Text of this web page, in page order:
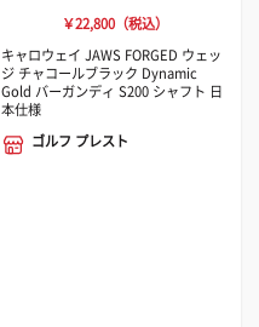
￥22,800（税込）
キャロウェイ JAWS FORGED ウェッ
ジ チャコールブラック Dynamic
Gold バーガンディ S200 シャフト 日
本仕様
ゴルフ プレスト